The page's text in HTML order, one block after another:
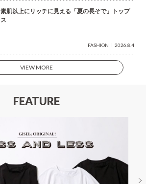
素肌以上にリッチに見える「夏の長そで」トップ
ス
FASHION 2026.8.4
VIEW MORE
FEATURE